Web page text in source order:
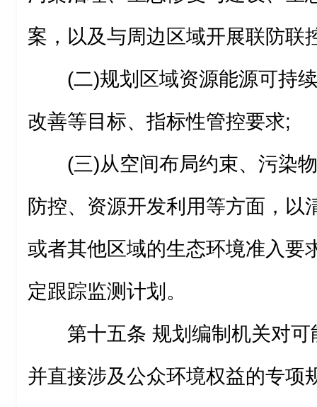
案，以及与周边区域开展联防联
(二)规划区域资源能源可持
改善等目标、指标性管控要求;
(三)从空间布局约束、污染
防控、资源开发利用等方面，以
或者其他区域的生态环境准入要
定跟踪监测计划。
第十五条 规划编制机关对
并直接涉及公众环境权益的专项